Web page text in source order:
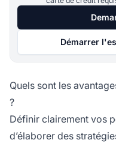
Démarrer
Quels sont les
?
Définir clairement vos
d’élaborer des